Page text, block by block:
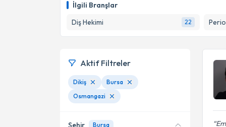
İlgili Branşlar
Diş Hekimi
22
Aktif Filtreler
Dikiş
Bursa
Osmangazi
Şehir Bursa